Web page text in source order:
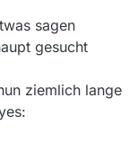
video/wdr-
berlin-ins-
sagen
gesucht
ziemlich lange